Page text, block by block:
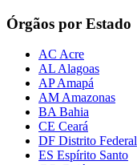
Órgãos por Estado
AC Acre
AL Alagoas
AP Amapá
AM Amazonas
BA Bahia
CE Ceará
DF Distrito Federal
ES Espírito Santo